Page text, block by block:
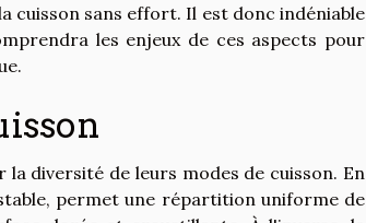
sans effort. Il est donc indéniable
les enjeux de ces aspects pour
diversité de leurs modes de cuisson. En
permet une répartition uniforme de